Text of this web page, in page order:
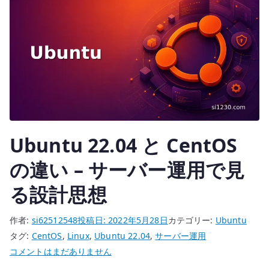
Ubuntu 22.04 と CentOS
の違い – サーバー運用で見
る設計思想
作者: si62512548投稿日:2022年5月28日カテゴリー: Ubuntu
タグ: CentOS, Linux, Ubuntu 22.04,サーバー運用
Ubuntu
コメントはまだありません